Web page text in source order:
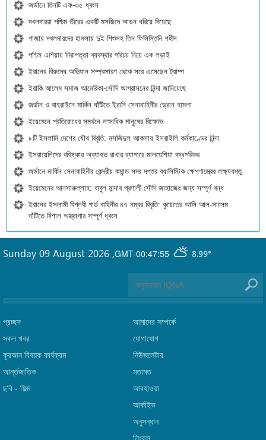
জর্ডানে তিনটি এফ-৩৫ ধ্বংস
দখলদাররা পশ্চিম তীরের একটি মসজিদে আগুন ধরিয়ে দিয়েছে
গাজায় দখলদারদের হামলায় দুই শিশুসহ তিন ফিলিস্তিনি শহীদ
পশ্চিম এশিয়ায় নিরাপত্তা ব্যবস্থার পরিচয় নিয়ে এক লড়াই
ইরানের বিরুদ্ধে অভিযান সম্প্রসারণ থেকে সরে এসেছেন ট্রাম্প
ইরাকি আলেম সমাজ আমেরিকা-সৌদি আগ্রাসনের নিন্দা জানিয়েছে
জর্ডান ও বাহরাইনে মার্কিন ঘাঁটিতে ইরানি সেনাবাহিনীর ড্রোন হামলা
ইয়েমেনে প্রতিরোধের সমর্থনে লক্ষাধিক মানুষের বিক্ষোভ
৮টি ইসলামি দেশের যৌথ বিবৃতি: মসজিদুল আকসায় ইসরাইলি কর্মকাণ্ডের নিন্দা
ইসরায়েলিদের বহিষ্কার অব্যাহত রাখার ব্যাপারে মালয়েশিয়া বদ্ধপরিকর
জর্ডানে মার্কিন সেনাবাহিনীর কেন্দ্রীয় কমান্ড সদর দপ্তর ব্যালিস্টিক ক্ষেপণাস্ত্রের লক্ষ্যবস্তু
ইয়েমেনের আনসারুল্লাহ: বাবুল মান্দাব প্রণালী সৌদি জাহাজের জন্য সম্পূর্ণ বন্ধ
ইরানের ইসলামী বিপ্লবী গার্ড বাহিনীর ৪৭ নম্বর বিবৃতি: কুয়েতের আলি আল-সালেম
ঘাঁটিতে বিশাল অস্ত্রাগার সম্পূর্ণ ধ্বংস
GMT-00:47:55 8.99°
Sunday 09 August 2026 ,
প্রচ্ছদ
সকল খবর
কুরআন বিষয়ক কার্যক্রম
আর্ন্তজাতিক
ছবি‎ - ফিল্ম
আমাদের সম্পর্কে
যোগাযোগ
নিউজলেটার
মতামত
আবহাওয়া
আর্কাইভ
অনুসন্ধান